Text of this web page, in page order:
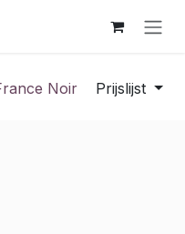
Noir Prijslijst